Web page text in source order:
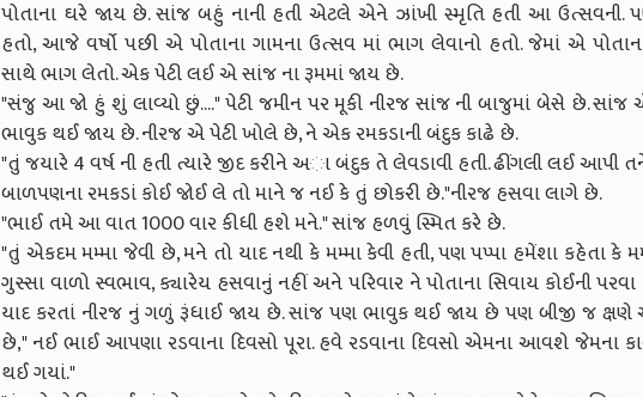
પોતાના ઘરે જાય છે. સાંજ બહું નાની હતી એટલે એને ઝાંખી સ્મૃતિ હતી આ
હતો, આજે વર્ષો પછી એ પોતાના ગામના ઉત્સવ માં ભાગ લેવાનો હતો. જેમાં એ
સાથે ભાગ લેતો. એક પેટી લઈ એ સાંજ ના રૂમમાં જાય છે.
"સંજુ આ જો હું શું લાવ્યો છું...." પેટી જમીન પર મૂકી નીરજ સાંજ ની બાજુમાં બેસે છે.
ભાવુક થઈ જાય છે. નીરજ એ પેટી ખોલે છે, ને એક રમકડાની બંદુક કાઢે છે.
"તું જયારે 4 વર્ષ ની હતી ત્યારે જીદ કરીને અા બંદુક તે લેવડાવી હતી. ઢીંગલી લઈ આપી તને
બાળપણના રમકડાં કોઈ જોઈ લે તો માને જ નઈ કે તું છોકરી છે."નીરજ હસવા લાગે છે.
"ભાઈ તમે આ વાત 1000 વાર કીધી હશે મને." સાંજ હળવું સ્મિત કરે છે.
"તું એકદમ મમ્મા જેવી છે, મને તો યાદ નથી કે મમ્મા કેવી હતી, પણ પપ્પા હમેંશા કહેતા કે
ગુસ્સા વાળો સ્વભાવ, ક્યારેય હસવાનું નહીં અને પરિવાર ને પોતાના સિવાય કોઈની
યાદ કરતાં નીરજ નું ગળું રૂંધાઈ જાય છે. સાંજ પણ ભાવુક થઈ જાય છે પણ બીજી જ
છે," નઈ ભાઈ આપણા રડવાના દિવસો પૂરા. હવે રડવાના દિવસો એમના આવશે
થઈ ગયાં."